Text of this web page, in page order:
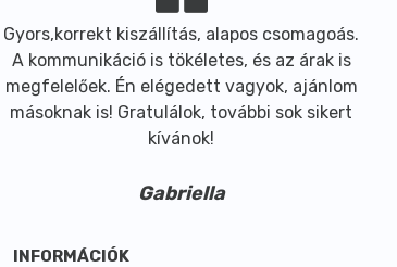
Gyors,korrekt kiszállítás, alapos csomagoás.
A kommunikáció is tökéletes, és az árak is
megfelelőek. Én elégedett vagyok, ajánlom
másoknak is! Gratulálok, további sok sikert
kívánok!
Gabriella
INFORMÁCIÓK